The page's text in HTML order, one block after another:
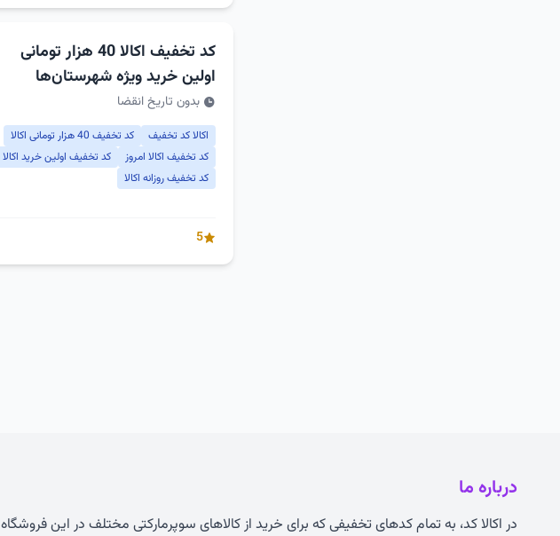
کد تخفیف اکالا 40 هزار تومانی
اولین خرید ویژه شهرستان‌ها
بدون تاریخ انقضا
اکالا کد تخفیف
کد تخفیف 40 هزار تومانی اکالا
کد تخفیف اکالا امروز
کد تخفیف اولین خرید اکالا
کد تخفیف روزانه اکالا
5
درباره ما
در اکالا کد، به تمام کدهای تخفیفی که برای خرید از کالاهای سوپرمارکتی مختلف در این فروشگاه